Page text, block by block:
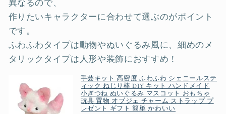
異なるので、
作りたいキャラクターに合わせて選ぶのがポイント
です。
ふわふわタイプは動物やぬいぐるみ風に、細めのメ
タリックタイプは人形や装飾におすすめ！
手芸キット 高密度 ふわふわ シェニールステ
ィック ねじり棒 DIY キット ハンドメイド
小ぎつね ぬいぐるみ マスコット おもちゃ
玩具 置物 オブジェ チャーム ストラップ プ
レゼント ギフト 簡単 かわいい